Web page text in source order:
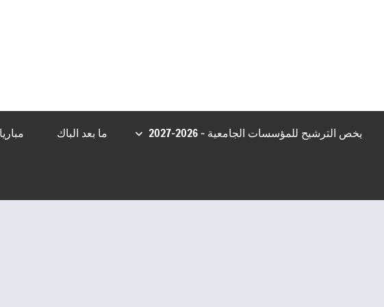
يخص الترشيح للمؤسسات الجامعية – 2026-2027 ما بعد الباك